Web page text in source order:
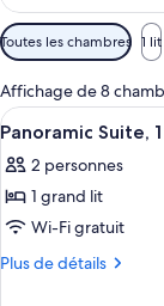
Filtres
disponibles
pour
les
chambres
Toutes les chambres 1 lit
Affichage de 8
Afficher
toutes
les
photos
pour
ce
1
Panoramic Suite,
2 personnes
1 grand lit
Wi-Fi gratuit
Plus de détails
Plus